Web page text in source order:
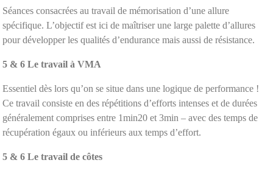
Séances consacrées au travail de mémorisation d’une allure
spécifique. L’objectif est ici de maîtriser une large palette d’allures
pour développer les qualités d’endurance mais aussi de résistance.
5 & 6 Le travail à VMA
Essentiel dès lors qu’on se situe dans une logique de performance !
Ce travail consiste en des répétitions d’efforts intenses et de durées
généralement comprises entre 1min20 et 3min – avec des temps de
récupération égaux ou inférieurs aux temps d’effort.
5 & 6 Le travail de côtes